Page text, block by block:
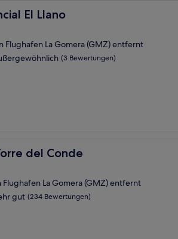
El Llano
El Llano
Flughafen La Gomera (GMZ) entfernt
(3 Bewertungen)
del Conde
del Conde
Flughafen La Gomera (GMZ) entfernt
gut (234 Bewertungen)